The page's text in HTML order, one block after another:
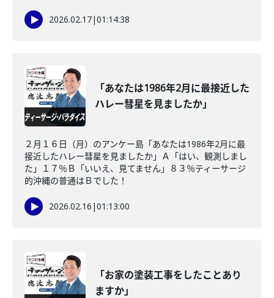
2026.02.17|01:14:38
「あなたは1986年2月に最接近した
ハレー彗星を見ましたか」
２月１６日（月）のアンケー島「あなたは1986年2月に最
接近したハレー彗星を見ましたか」Ａ「はい、観測しまし
た」１７％Ｂ「いいえ、見てません」８３％ティーサージ
的沖縄の普通はＢでした！
2026.02.16 |01:13:00
「お家の塗装工事をしたことあり
ますか」